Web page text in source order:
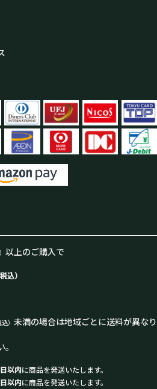
以上のご購入で
税込）
込） 未満の場合は地域ごとに送料が異なり
以内に商品を発送いたします。
以内に商品を発送いたします。